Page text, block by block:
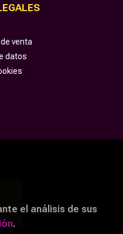
venta
datos
el análisis de sus
.